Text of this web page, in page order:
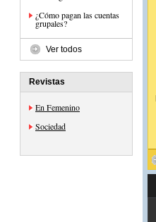
¿Cómo pagan las cuentas
grupales?
Ver todos
Revistas
En Femenino
Sociedad